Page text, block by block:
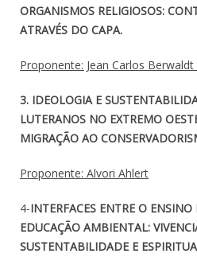
ORGANISMOS RELIGIOSOS:
ATRAVÉS DO CAPA.
Proponente: Jean Carlos
3. IDEOLOGIA E
LUTERANOS NO EXTREMO
MIGRAÇÃO AO
Proponente: Alvori Ahlert
4-INTERFACES ENTRE O ENSINO
EDUCAÇÃO AMBIENTAL:
SUSTENTABILIDADE E